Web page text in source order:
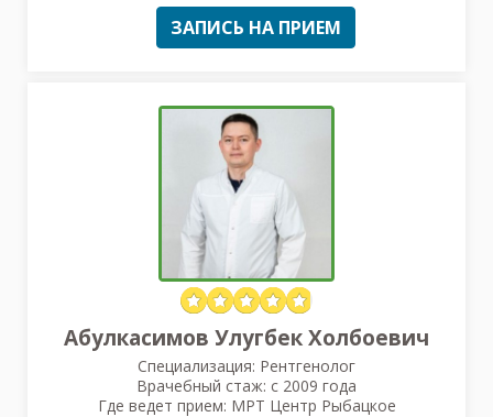
ЗАПИСЬ НА ПРИЕМ
Абулкасимов Улугбек Холбоевич
Специализация: Рентгенолог
Врачебный стаж: с 2009 года
Где ведет прием: МРТ Центр Рыбацкое